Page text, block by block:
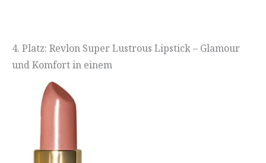
4. Platz: Revlon Super Lustrous Lipstick – Glamour
und Komfort in einem